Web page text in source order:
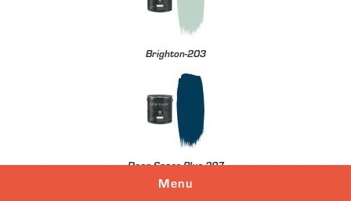
Menu
Brighton-203
Deep Space Blue-207